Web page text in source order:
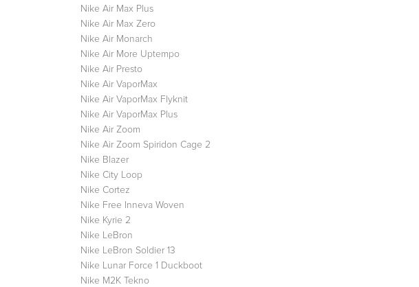
Nike Air Max Plus
Nike Air Max Zero
Nike Air Monarch
Nike Air More Uptempo
Nike Air Presto
Nike Air VaporMax
Nike Air VaporMax Flyknit
Nike Air VaporMax Plus
Nike Air Zoom
Nike Air Zoom Spiridon Cage 2
Nike Blazer
Nike City Loop
Nike Cortez
Nike Free Inneva Woven
Nike Kyrie 2
Nike LeBron
Nike LeBron Soldier 13
Nike Lunar Force 1 Duckboot
Nike M2K Tekno